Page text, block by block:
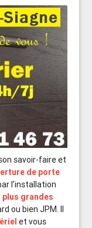
savoir-faire et
de porte
l’installation
plus grandes
ou bien JPM. Il
et vous